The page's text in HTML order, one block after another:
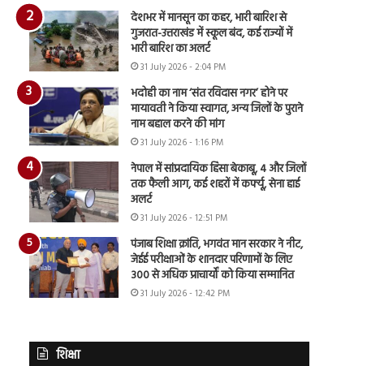
देशभर में मानसून का कहर, भारी बारिश से
गुजरात-उत्तराखंड में स्कूल बंद, कई राज्यों में
भारी बारिश का अलर्ट
31 July 2026 - 2:04 PM
भदोही का नाम ‘संत रविदास नगर’ होने पर
मायावती ने किया स्वागत, अन्य जिलों के पुराने
नाम बहाल करने की मांग
31 July 2026 - 1:16 PM
नेपाल में सांप्रदायिक हिंसा बेकाबू, 4 और जिलों
तक फैली आग, कई शहरों में कर्फ्यू, सेना हाई
अलर्ट
31 July 2026 - 12:51 PM
पंजाब शिक्षा क्रांति, भगवंत मान सरकार ने नीट,
जेईई परीक्षाओं के शानदार परिणामों के लिए
300 से अधिक प्राचार्यों को किया सम्मानित
31 July 2026 - 12:42 PM
शिक्षा